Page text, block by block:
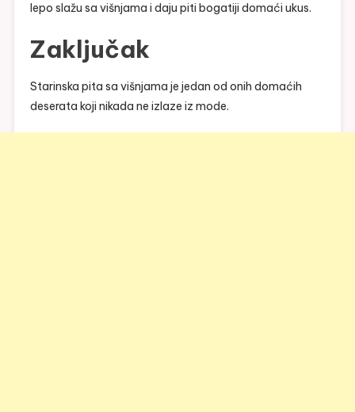
lepo slažu sa višnjama i daju piti bogatiji domaći ukus.
Zaključak
Starinska pita sa višnjama je jedan od onih domaćih
deserata koji nikada ne izlaze iz mode.